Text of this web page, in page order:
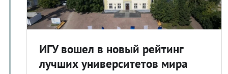
ИГУ вошел в новый рейтинг
лучших университетов мира